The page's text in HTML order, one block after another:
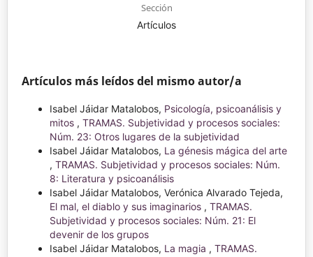
Sección
Artículos
Artículos más leídos del mismo autor/a
Isabel Jáidar Matalobos, Psicología, psicoanálisis y
mitos , TRAMAS. Subjetividad y procesos sociales:
Núm. 23: Otros lugares de la subjetividad
Isabel Jáidar Matalobos, La génesis mágica del arte
, TRAMAS. Subjetividad y procesos sociales: Núm.
8: Literatura y psicoanálisis
Isabel Jáidar Matalobos, Verónica Alvarado Tejeda,
El mal, el diablo y sus imaginarios , TRAMAS.
Subjetividad y procesos sociales: Núm. 21: El
devenir de los grupos
Isabel Jáidar Matalobos, La magia , TRAMAS.